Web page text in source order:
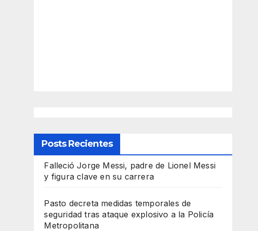
Posts Recientes
Falleció Jorge Messi, padre de Lionel Messi
y figura clave en su carrera
Pasto decreta medidas temporales de
seguridad tras ataque explosivo a la Policía
Metropolitana